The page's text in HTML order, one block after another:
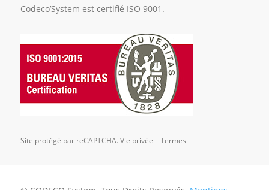
Codeco’System est certifié ISO 9001.
Site protégé par reCAPTCHA. Vie privée –Termes